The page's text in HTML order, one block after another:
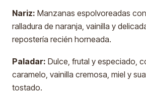
Nariz: Manzanas espolvoreadas
ralladura de naranja, vainilla y
repostería recién horneada.
Paladar: Dulce, frutal y especiado,
caramelo, vainilla cremosa, miel y
tostado.